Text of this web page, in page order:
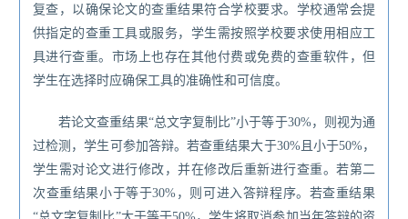
复查，以确保论文的查重结果符合学校要求。 学校通常会提
供指定的查重工具或服务，学生需按照学校要求使用相应工
具进行查重。 市场上也存在其他付费或免费的查重软件，但
学生在选择时应确保工具的准确性和可信度。
若论文查重结果“总文字复制比”小于等于30%，则视为通
过检测，学生可参加答辩。 若查重结果大于30%且小于50%，
学生需对论文进行修改，并在修改后重新进行查重。若第二
次查重结果小于等于30% ，则可进入答辩程序。 若查重结果